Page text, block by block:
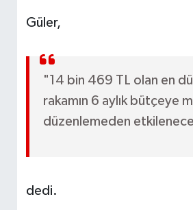
Güler,
"14 bin 469 TL olan en
rakamın 6 aylık bütçeye
düzenlemeden
dedi.